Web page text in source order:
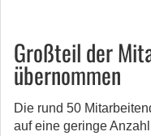
Großteil der
übernommen
Die rund 50
auf eine geringe